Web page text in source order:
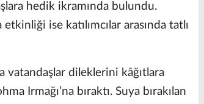
hedik ikramında bulundu.
ise katılımcılar arasında tatlı
vatandaşlar dileklerini kâğıtlara
Irmağı’na bıraktı. Suya bırakılan